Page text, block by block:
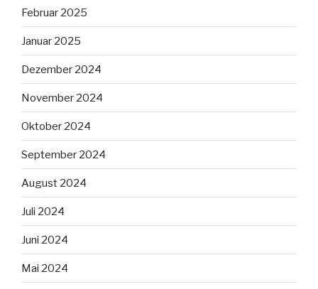
Februar 2025
Januar 2025
Dezember 2024
November 2024
Oktober 2024
September 2024
August 2024
Juli 2024
Juni 2024
Mai 2024